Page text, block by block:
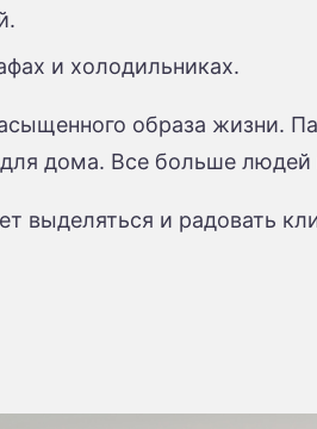
и холодильниках.
образа жизни.
дома. Все больше
выделяться и радовать